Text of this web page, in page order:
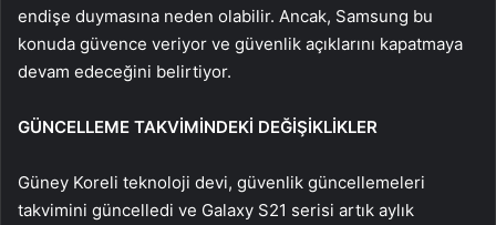
endişe duymasına neden olabilir. Ancak, Samsung bu
konuda güvence veriyor ve güvenlik açıklarını kapatmaya
devam edeceğini belirtiyor.
GÜNCELLEME TAKVİMİNDEKİ DEĞİŞİKLİKLER
Güney Koreli teknoloji devi, güvenlik güncellemeleri
takvimini güncelledi ve Galaxy S21 serisi artık aylık